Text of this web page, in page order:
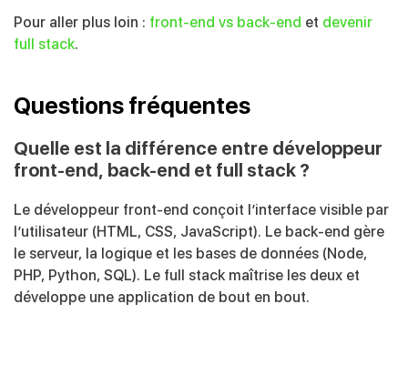
Pour aller plus loin : front-end vs back-end et devenir
full stack.
Questions fréquentes
Quelle est la différence entre développeur
front-end, back-end et full stack ?
Le développeur front-end conçoit l’interface visible par
l’utilisateur (HTML, CSS, JavaScript). Le back-end gère
le serveur, la logique et les bases de données (Node,
PHP, Python, SQL). Le full stack maîtrise les deux et
développe une application de bout en bout.